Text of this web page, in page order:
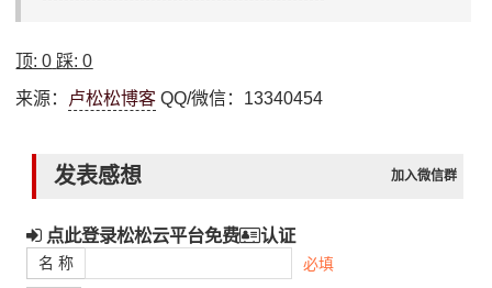
顶:0 踩:0
来源： 卢松松博客 QQ/微信：13340454
发表感想 加入微信群
点此登录松松云平台免费 认证
名 称 必填